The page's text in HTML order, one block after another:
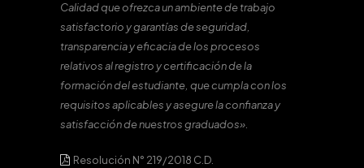
Calidad que ofrezca un ambiente de trabajo
satisfactorio y garantías de seguridad,
transparencia y eficacia de los procesos
relativos al registro y certificación de la
formación del estudiante, que cumpla con los
requisitos aplicables y asegure la confianza y
satisfacción de nuestros graduados».
Resolución N° 219/2018 C.D.